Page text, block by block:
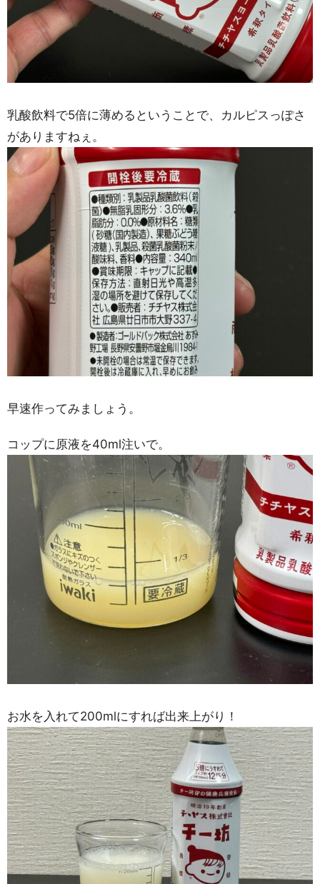
乳酸飲料で5倍に薄めるということで、カルピスっぽさ
がありますねぇ。
早速作ってみましょう。
コップに原液を40ml注いで。
お水を入れて200mlにすれば出来上がり！